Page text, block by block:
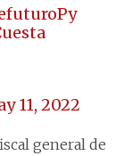
11, 2022
general de